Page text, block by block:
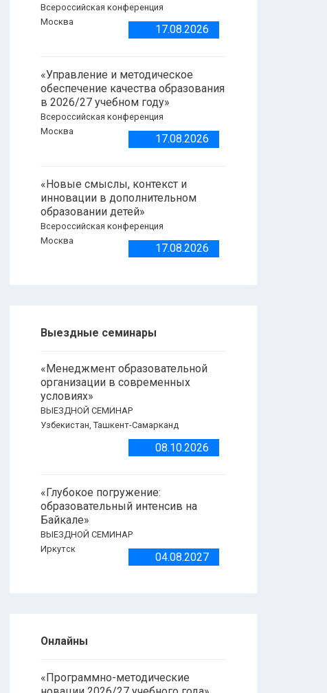
Всероссийская конференция
Москва
17.08.2026
«Управление и методическое
обеспечение качества образования
в 2026/27 учебном году»
Всероссийская конференция
Москва
17.08.2026
«Новые смыслы, контекст и
инновации в дополнительном
образовании детей»
Всероссийская конференция
Москва
17.08.2026
Выездные семинары
«Менеджмент образовательной
организации в современных
условиях»
ВЫЕЗДНОЙ СЕМИНАР
Узбекистан, Ташкент-Самарканд
08.10.2026
«Глубокое погружение:
образовательный интенсив на
Байкале»
ВЫЕЗДНОЙ СЕМИНАР
Иркутск
04.08.2027
Онлайны
«Программно-методические